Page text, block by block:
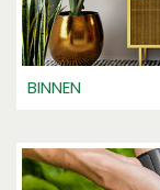
BINNEN